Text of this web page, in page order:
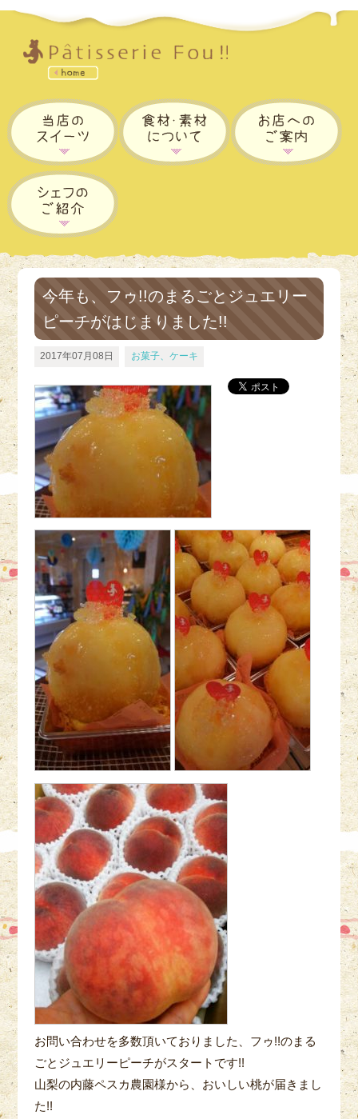
今年も、フゥ!!のまるごとジュエリー
ピーチがはじまりました!!
2017年07月08日 お菓子、ケーキ
お問い合わせを多数頂いておりました、フゥ!!のまる
ごとジュエリーピーチがスタートです!!
山梨の内藤ペスカ農園様から、おいしい桃が届きまし
た!!